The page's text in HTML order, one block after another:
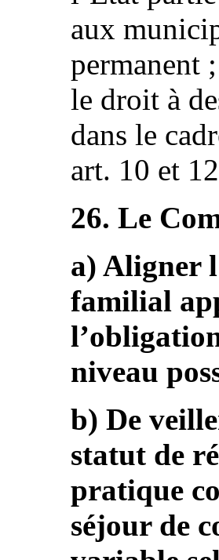
aux
permanent
le droit à
dans le
art. 10 et
26. Le
a) Aligner
familial
niveau
b) De
statut de
pratique
séjour de